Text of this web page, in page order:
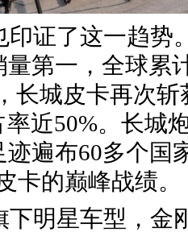
印证了这一趋势
第一，全球累
长城皮卡再次
近50%。长城
迹遍布60多个国
卡的巅峰战绩。
下明星车型，金